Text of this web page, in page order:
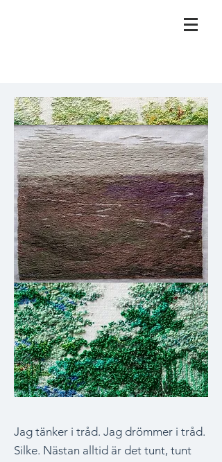
Jag tänker i tråd. Jag drömmer i tråd.
Silke. Nästan alltid är det tunt, tunt